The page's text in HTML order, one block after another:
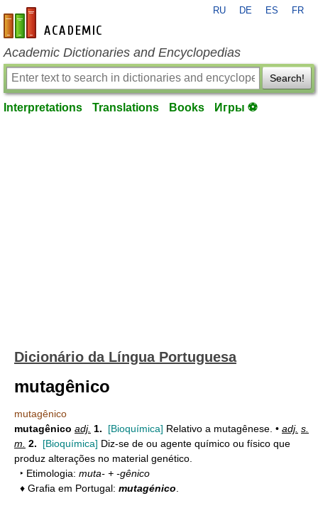
en-academic.com
RU DE ES FR
Academic Dictionaries and Encyclopedias
Search!
Interpretations Translations Books Игры ⚽
Dicionário da Língua Portuguesa
mutagênico
mutagênico
mutagênico adj. 1. [Bioquímica] Relativo a mutagênese. • adj. s.
m. 2. [Bioquímica] Diz-se de ou agente químico ou físico que
produz alterações no material genético.
‣ Etimologia: muta- + -gênico
♦ Grafia em Portugal: mutagénico